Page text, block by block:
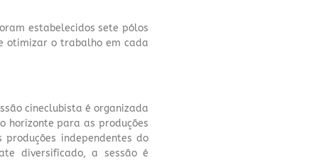
estabelecidos sete pólos
otimizar o trabalho em cada
cineclubista é organizada
horizonte para as produções
independentes do
diversificado, a sessão é